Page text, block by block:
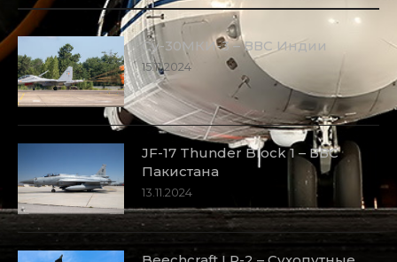
Су-30МКИ-3 – ВВС Индии
15.11.2024
JF-17 Thunder Block 1 – ВВС
Пакистана
13.11.2024